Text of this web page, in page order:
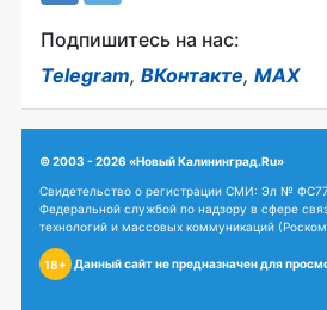
Подпишитесь на нас:
Telegram, ВКонтакте, MAX
© 2003 - 2026 «Новый Калининград.Ru»
Свидетельство о регистрации СМИ: Эл №
Федеральной службой по надзору в сфере
технологий и массовых коммуникаций
18+ Данный сайт не предназначен для